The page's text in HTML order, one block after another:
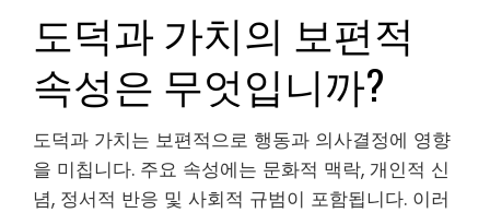
도덕과 가치의 보편적
속성은 무엇입니까?
도덕과 가치는 보편적으로 행동과 의사결정에 영향
을 미칩니다. 주요 속성에는 문화적 맥락, 개인적 신
념, 정서적 반응 및 사회적 규범이 포함됩니다. 이러